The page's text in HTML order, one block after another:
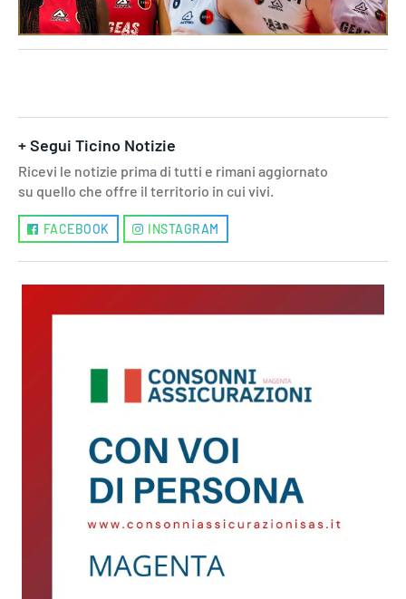
+ Segui Ticino Notizie
Ricevi le notizie prima di tutti e rimani aggiornato
su quello che offre il territorio in cui vivi.
FACEBOOK INSTAGRAM